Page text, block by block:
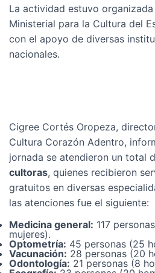
La actividad estuvo
Ministerial para la Cultura del
con el apoyo de diversas
nacionales.
Cigree Cortés Oropeza,
Cultura Corazón Adentro,
jornada se atendieron un total
cultoras, quienes recibieron
gratuitos en diversas
las atenciones fue el siguiente:
Medicina general: 117
mujeres).
Optometría: 45 personas (25
Vacunación: 28 personas (20
Odontología: 21 personas (8